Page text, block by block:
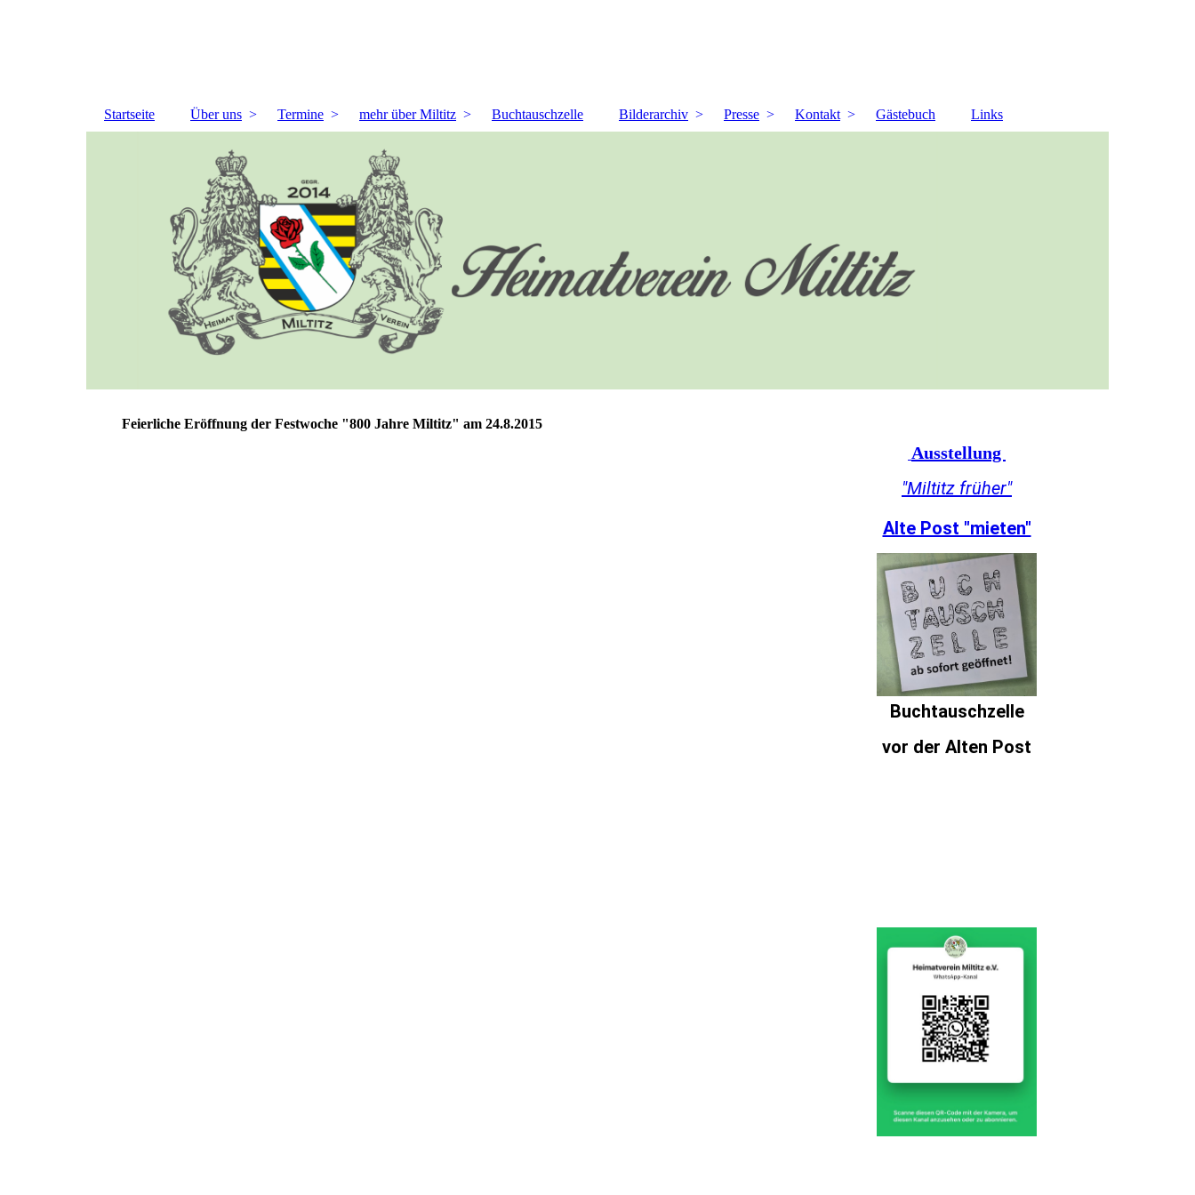
Startseite Über uns Termine mehr über Miltitz Buchtauschzelle Bilderarchiv Presse Kontakt Gästebuch Links
Feierliche Eröffnung der Festwoche "800 Jahre Miltitz" am 24.8.2015
Ausstellung
"Miltitz früher"
Alte Post "mieten"
Buchtauschzelle
vor der Alten Post